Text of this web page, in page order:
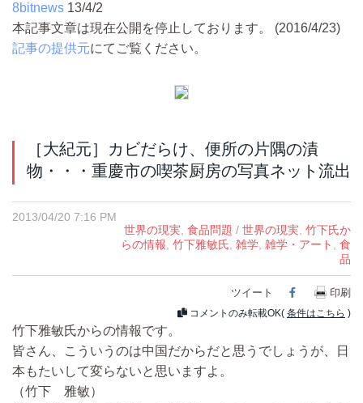
8bitnews 13/4/2
本記事文章は現在公開を停止しております。 (2016/4/23)
記事の提供元にてご覧ください。
［大紀元］カビだらけ、便所の片隅の漬
物・・・重慶市の喫茶厨房の写真ネット流出
2013/04/20 7:16 PM
世界の現実 食品問題 / 世界の現実 竹下氏か
らの情報 竹下雅敏氏 雑学 雑学・アート
食
品
ツイート Facebook
印刷
コメントのみ転載OK( 条件はこちら )
竹下雅敏氏からの情報です。
皆さん、こういうのは中国だからだと思うでしょうが、日
本もたいして変らないと思いますよ。
（竹下 雅敏）